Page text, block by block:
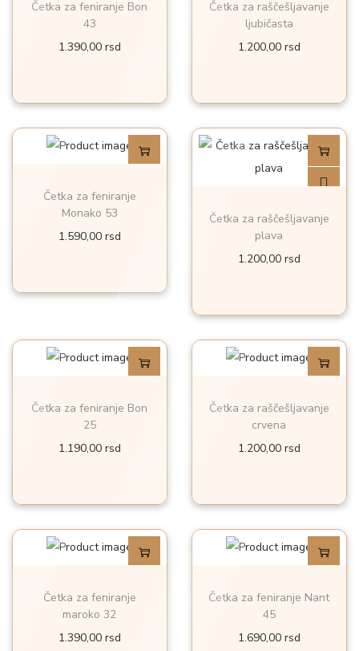
i
t
i
z
n
a
i
c
i
r
Četka za feniranje Bon
43
1.390,00 rsd
Četka za raščešljavanje
ljubičasta
1.200,00 rsd
Četka za feniranje
Monako 53
1.590,00 rsd
Četka za raščešljavanje
plava
1.200,00 rsd
Četka za feniranje Bon
25
1.190,00 rsd
Četka za raščešljavanje
crvena
1.200,00 rsd
Četka za feniranje
maroko 32
1.390,00 rsd
Četka za feniranje Nant
45
1.690,00 rsd